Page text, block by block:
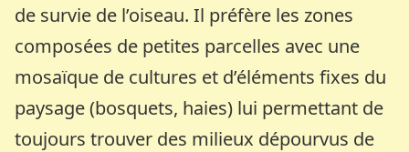
de survie de l’oiseau. Il préfère les zones
composées de petites parcelles avec une
mosaïque de cultures et d’éléments fixes du
paysage (bosquets, haies) lui permettant de
toujours trouver des milieux dépourvus de